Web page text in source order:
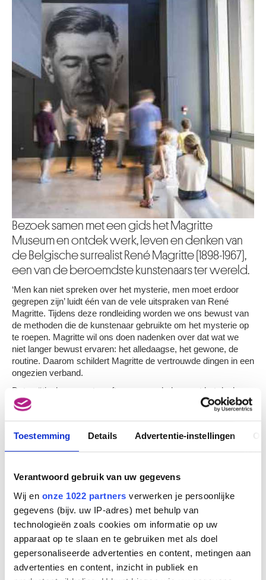
Toestemming Details Advertentie-instellingen
Verantwoord gebruik van uw gegevens
Wij en onze 1022 partners verwerken je persoonlijke
gegevens (bijv. uw IP-adres) met behulp van
technologieën zoals cookies om informatie op uw
apparaat op te slaan en te gebruiken met als doel
gepersonaliseerde advertenties en content, metingen aan
advertenties en content, inzicht in publiek en
Bezoek samen met een gids het Magritte
Museum en ontdek werk, leven en denken van
de Belgische surrealist René Magritte (1898-1967),
een van de beroemdste kunstenaars ter wereld.
‘Men kan niet spreken over het mysterie, men moet erdoor
gegrepen zijn’ luidt één van de vele uitspraken van René
Magritte. Tijdens deze rondleiding worden we ons bewust van
de methoden die de kunstenaar gebruikte om het mysterie op
te roepen. Magritte wil ons doen nadenken over dat wat we
niet langer bewust ervaren: het alledaagse, het gewone, de
routine. Daarom schildert Magritte de vertrouwde dingen in een
ongezien verband.
Dat poëtisch moment geeft ons een schok en zet het denken
in beweging.
TIJDSTIP
14:00 tot 15:30
ONTHAAL
KMSKB, Forum